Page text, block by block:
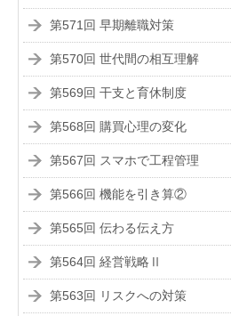
第571回 早期離職対策
第570回 世代間の相互理解
第569回 干支と育休制度
第568回 購買心理の変化
第567回 スマホで工程管理
第566回 機能を引き算②
第565回 伝わる伝え方
第564回 経営戦略Ⅱ
第563回 リスクへの対策